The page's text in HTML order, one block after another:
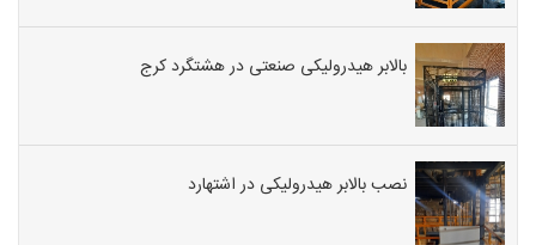
بالابر هیدرولیکی صنعتی در هشتگرد کرج
نصب بالابر هیدرولیکی در اشتهارد